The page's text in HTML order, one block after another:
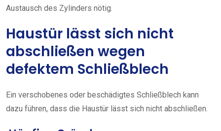
Austausch des Zylinders nötig.
Haustür lässt sich nicht
abschließen wegen
defektem Schließblech
Ein verschobenes oder beschädigtes Schließblech kann
dazu führen, dass die Haustür lässt sich nicht abschließen.